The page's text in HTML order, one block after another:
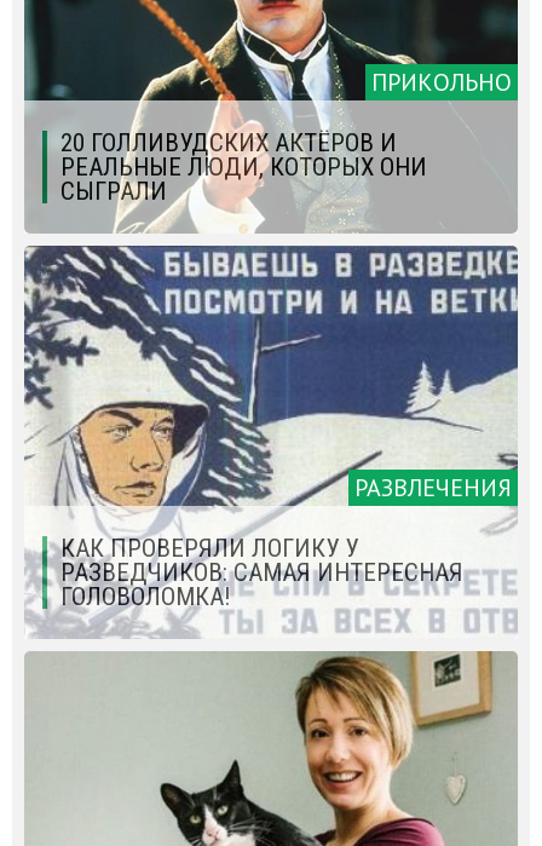
ПРИКОЛЬНО
20 ГОЛЛИВУДСКИХ АКТЁРОВ И
РЕАЛЬНЫЕ ЛЮДИ, КОТОРЫХ ОНИ
СЫГРАЛИ
РАЗВЛЕЧЕНИЯ
КАК ПРОВЕРЯЛИ ЛОГИКУ У
РАЗВЕДЧИКОВ: САМАЯ ИНТЕРЕСНАЯ
ГОЛОВОЛОМКА!